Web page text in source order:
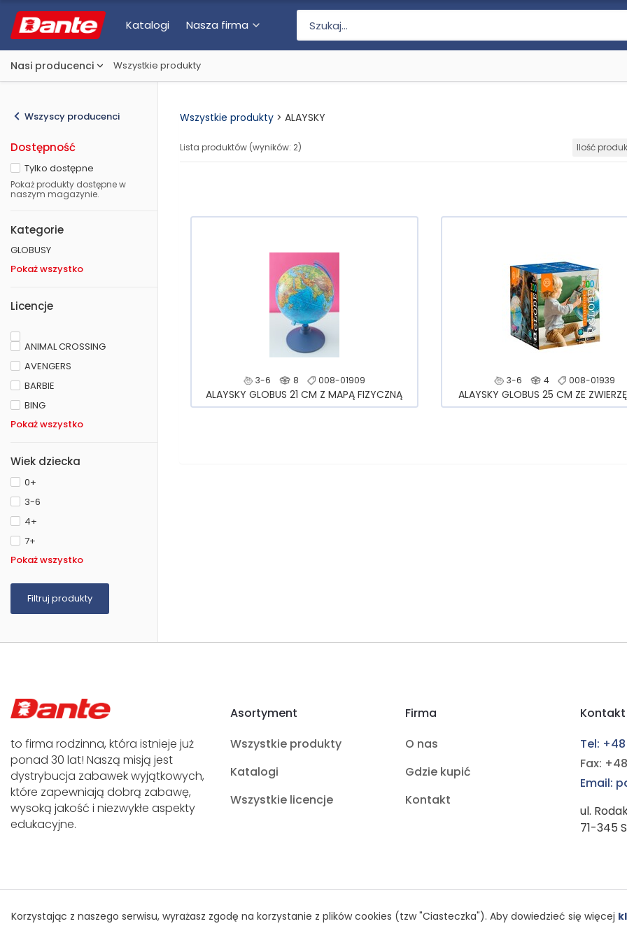
Katalogi Nasza firma
Nasi producenci Wszystkie produkty
Wszyscy producenci
Dostępność
Tylko dostępne
Pokaż produkty dostępne w
naszym magazynie.
Kategorie
GLOBUSY
Pokaż wszystko
Licencje
ANIMAL CROSSING
AVENGERS
BARBIE
BING
Pokaż wszystko
Wiek dziecka
0+
3-6
4+
7+
Pokaż wszystko
Wszystkie produkty > ALAYSKY
Lista produktów (wyników: 2) Ilość
3-6 8 008-01909
ALAYSKY GLOBUS 21 CM Z MAPĄ FIZYCZNĄ
3-6 4 008-01939
ALAYSKY GLOBUS 25 CM ZE
to firma rodzinna, która istnieje już
ponad 30 lat! Naszą misją jest
dystrybucja zabawek wyjątkowych,
które zapewniają dobrą zabawę,
wysoką jakość i niezwykłe aspekty
edukacyjne.
Asortyment
Wszystkie produkty
Katalogi
Wszystkie licencje
Firma
O nas
Gdzie kupić
Kontakt
Kontakt
Tel:
Fax:
Email:
ul.
71-345
Polityka Prywatności © Prawa autorskie Dante 2021
Korzystając z naszego serwisu, wyrażasz zgodę na korzystanie z plików cookies (tzw "Ciasteczka"). Aby dowiedzieć się więcej